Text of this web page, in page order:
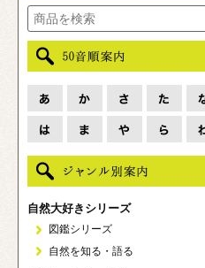
自然大好きシリーズ
図鑑シリーズ
自然を知る・語る